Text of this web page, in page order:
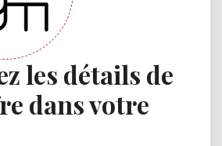
les détails de
dans votre